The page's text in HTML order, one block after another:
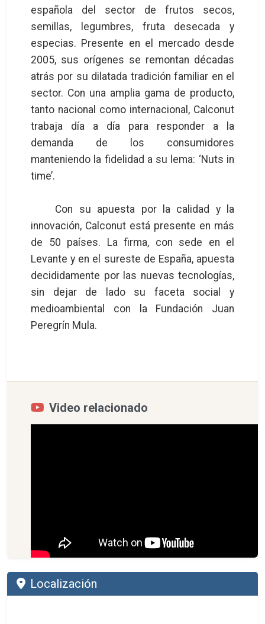
española del sector de frutos secos,
semillas, legumbres, fruta desecada y
especias. Presente en el mercado desde
2005, sus orígenes se remontan décadas
atrás por su dilatada tradición familiar en el
sector. Con una amplia gama de producto,
tanto nacional como internacional, Calconut
trabaja día a día para responder a la
demanda de los consumidores
manteniendo la fidelidad a su lema: ‘Nuts in
time’.
Con su apuesta por la calidad y la
innovación, Calconut está presente en más
de 50 países. La firma, con sede en el
Levante y en el sureste de España, apuesta
decididamente por las nuevas tecnologías,
sin dejar de lado su faceta social y
medioambiental con la Fundación Juan
Peregrín Mula.
Video relacionado
Localización